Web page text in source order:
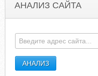
АНАЛИЗ САЙТА